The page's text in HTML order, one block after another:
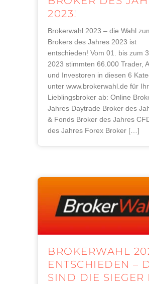
2023!
Brokerwahl 2023 – die Wahl
Brokers des Jahres 2023 ist
entschieden! Vom 01. bis zum
2023 stimmten 66.000 Trader,
und Investoren in diesen 6
unter www.brokerwahl.de für
Lieblingsbroker ab: Online
Jahres Daytrade Broker des
& Fonds Broker des Jahres
des Jahres Forex Broker […]
BROKERWAHL
ENTSCHIEDEN –
SIND DIE SIEGER